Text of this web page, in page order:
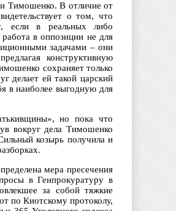
Тимошенко. В отличие от
о том, что
если в реальных либо
в оппозиции не для
задачами – они
конструктивную
сохраняет только
делает ей такой царский
в наиболее выгодную для
но пока что
вокруг дела Тимошенко
козырь получила и
мера пресечения
в Генпрокуратуру в
за собой тяжкие
по Киотскому протоколу,